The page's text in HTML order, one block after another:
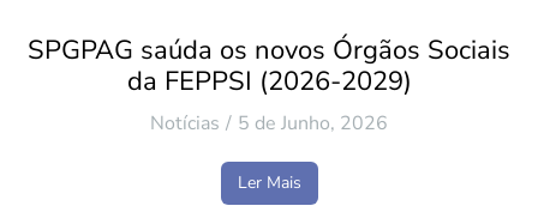
SPGPAG saúda os novos Órgãos Sociais
da FEPPSI (2026-2029)
Notícias 5 de Junho, 2026
Ler Mais